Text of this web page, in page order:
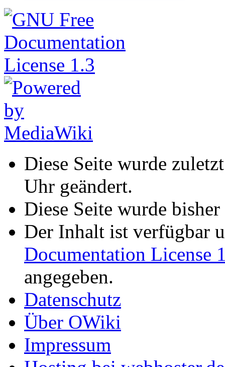
Diese Seite wurde
Uhr geändert.
Diese Seite wurde
Der Inhalt ist verfügbar
Documentation License
angegeben.
Datenschutz
Über OWiki
Impressum